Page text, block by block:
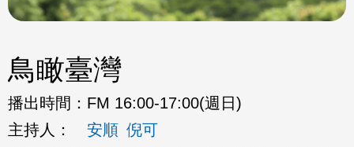
鳥瞰臺灣
播出時間： FM 16:00-17:00(週日)
主持人：
安順 倪可